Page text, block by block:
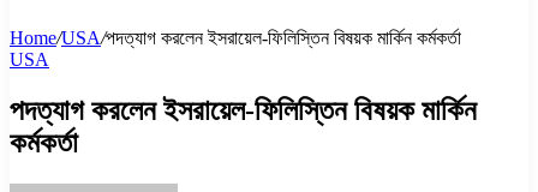
Home/USA/পদত্যাগ করলেন ইসরায়েল-ফিলিস্তিন বিষয়ক মার্কিন কর্মকর্তা
USA
পদত্যাগ করলেন ইসরায়েল-ফিলিস্তিন বিষয়ক মার্কিন
কর্মকর্তা